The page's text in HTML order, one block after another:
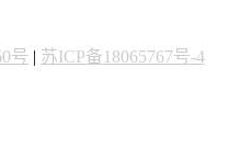
号 | 苏ICP备18065767号-4